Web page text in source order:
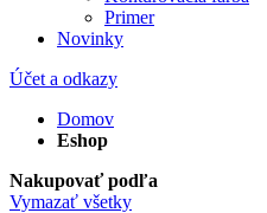
Primer
Novinky
Účet a odkazy
Domov
Eshop
Nakupovať podľa
Vymazať všetky